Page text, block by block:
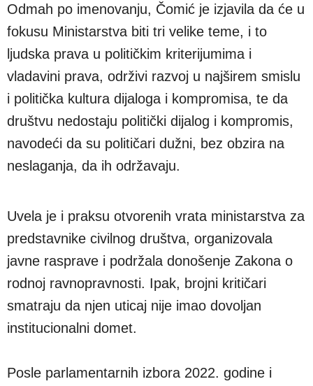
Odmah po imenovanju, Čomić je izjavila da će u
fokusu Ministarstva biti tri velike teme, i to
ljudska prava u političkim kriterijumima i
vladavini prava, održivi razvoj u najširem smislu
i politička kultura dijaloga i kompromisa, te da
društvu nedostaju politički dijalog i kompromis,
navodeći da su političari dužni, bez obzira na
neslaganja, da ih održavaju.
Uvela je i praksu otvorenih vrata ministarstva za
predstavnike civilnog društva, organizovala
javne rasprave i podržala donošenje Zakona o
rodnoj ravnopravnosti. Ipak, brojni kritičari
smatraju da njen uticaj nije imao dovoljan
institucionalni domet.
Posle parlamentarnih izbora 2022. godine i